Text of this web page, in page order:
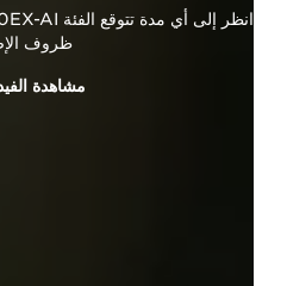
ظروف الإضاءة
مشاهدة الفيديو